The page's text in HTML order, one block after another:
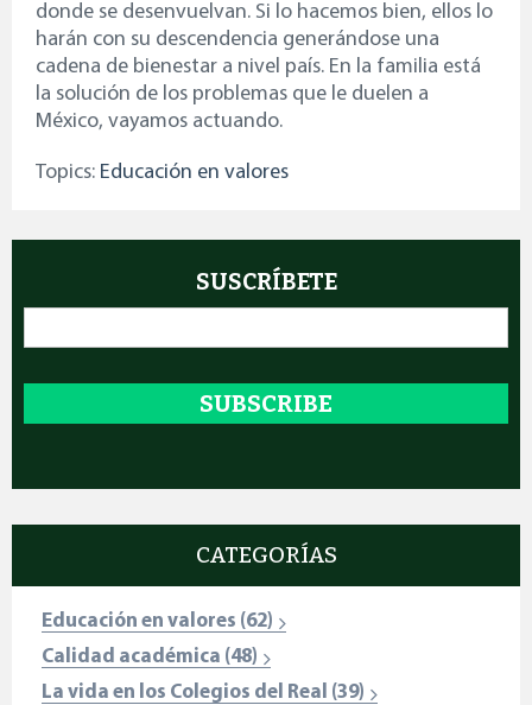
donde se desenvuelvan. Si lo hacemos bien, ellos lo
harán con su descendencia generándose una
cadena de bienestar a nivel país. En la familia está
la solución de los problemas que le duelen a
México, vayamos actuando.
Topics: Educación en valores
SUSCRÍBETE
CATEGORÍAS
Educación en valores (62)
Calidad académica (48)
La vida en los Colegios del Real (39)